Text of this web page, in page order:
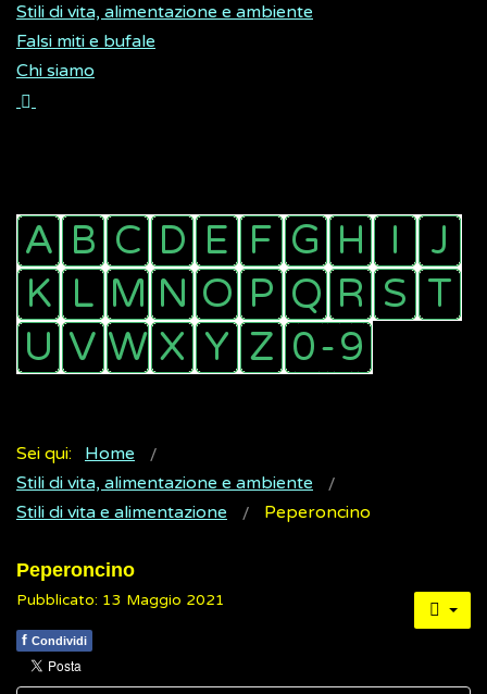
Stili di vita, alimentazione e ambiente
Falsi miti e bufale
Chi siamo
Sei qui:
Home
Stili di vita, alimentazione e ambiente
Stili di vita e alimentazione
Peperoncino
Peperoncino
Pubblicato: 13 Maggio 2021
f Condividi